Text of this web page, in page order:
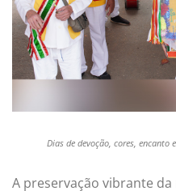
Dias de devoção, cores, encanto
A preservação vibrante